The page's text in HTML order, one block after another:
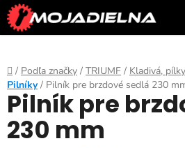
Prejsť
na
obsah
Domov
/ Podľa značky / TRIUMF / Kladivá,
Pilníky / Pilník pre brzdové sedlá 230
Pilník pre
230 mm